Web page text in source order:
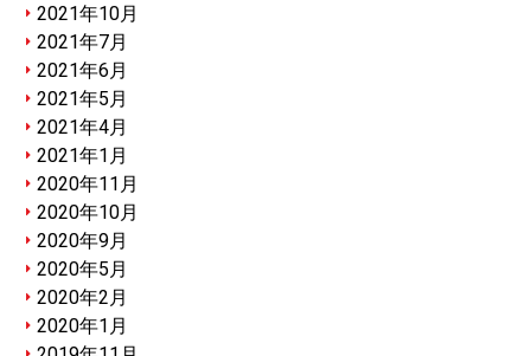
2021年10月
2021年7月
2021年6月
2021年5月
2021年4月
2021年1月
2020年11月
2020年10月
2020年9月
2020年5月
2020年2月
2020年1月